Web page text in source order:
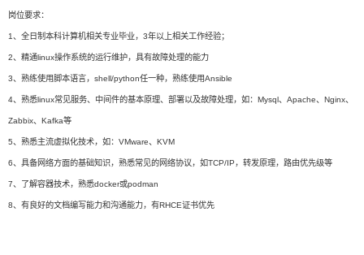
岗位要求：
1、全日制本科计算机相关专业毕业，3年以上相关工作经验；
2、精通linux操作系统的运行维护，具有故障处理的能力
3、熟练使用脚本语言，shell/python任一种，熟练使用Ansible
4、熟悉linux常见服务、中间件的基本原理、部署以及故障处理，如：Mysql、Apache、Nginx、
Zabbix、Kafka等
5、熟悉主流虚拟化技术，如：VMware、KVM
6、具备网络方面的基础知识，熟悉常见的网络协议，如TCP/IP，转发原理，路由优先级等
7、了解容器技术，熟悉docker或podman
8、有良好的文档编写能力和沟通能力，有RHCE证书优先